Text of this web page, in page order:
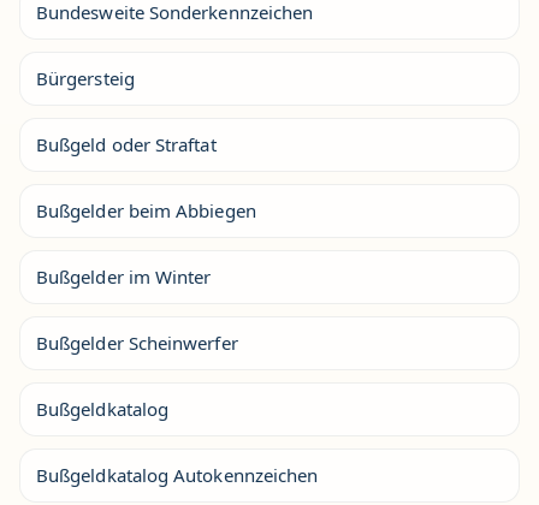
Bundesweite Sonderkennzeichen
Bürgersteig
Bußgeld oder Straftat
Bußgelder beim Abbiegen
Bußgelder im Winter
Bußgelder Scheinwerfer
Bußgeldkatalog
Bußgeldkatalog Autokennzeichen